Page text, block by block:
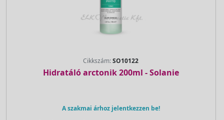
Cikkszám:SO10122
Hidratáló arctonik 200ml - Solanie
A szakmai árhoz jelentkezzen be!